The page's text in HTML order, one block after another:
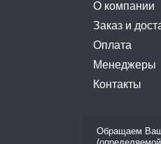
О компании
Заказ и
Оплата
Менеджеры
Контакты
Обращаем